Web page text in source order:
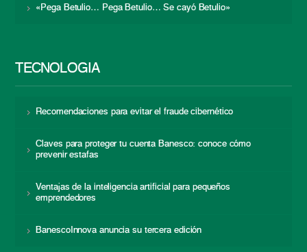
«Pega Betulio… Pega Betulio… Se cayó Betulio»
TECNOLOGÍA
Recomendaciones para evitar el fraude cibernético
Claves para proteger tu cuenta Banesco: conoce cómo
prevenir estafas
Ventajas de la inteligencia artificial para pequeños
emprendedores
BanescoInnova anuncia su tercera edición